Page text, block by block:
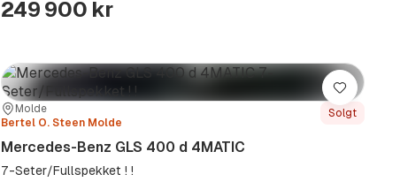
249 900 kr
Sted:
Molde
Forhandler:
Bertel O. Steen Molde
Solgt
Mercedes-Benz GLS 400 d 4MATIC
7-Seter/Fullspekket ! !
Lagre